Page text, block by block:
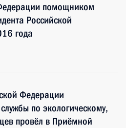
помощником
Российской
года
Федерации
по экологическому,
провёл в Приёмной